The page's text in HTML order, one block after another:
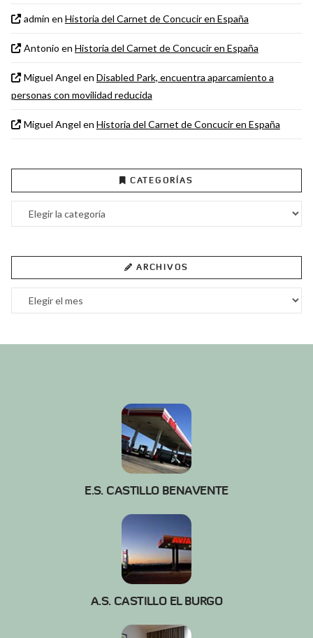
admin en Historia del Carnet de Concucir en España
Antonio en Historia del Carnet de Concucir en España
Miguel Angel en Disabled Park, encuentra aparcamiento a
personas con movilidad reducida
Miguel Angel en Historia del Carnet de Concucir en España
CATEGORÍAS
Categorías
ARCHIVOS
Archivos
E.S. CASTILLO BENAVENTE
A.S. CASTILLO EL BURGO